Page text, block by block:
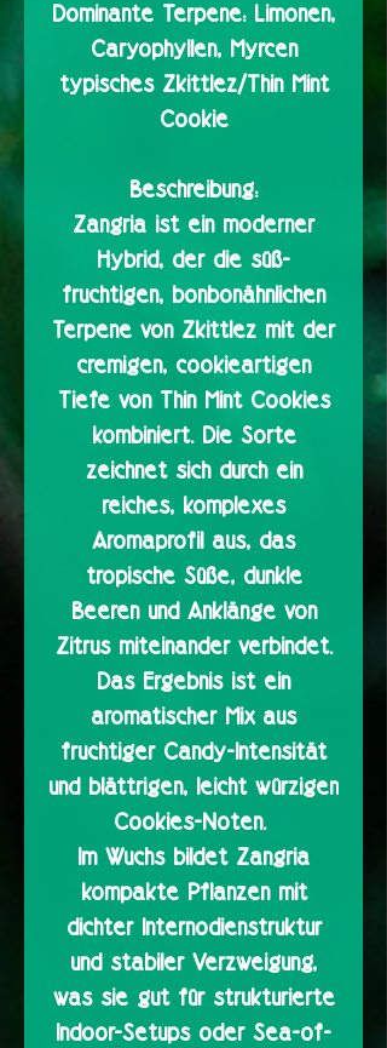
Dominante Terpene:Limonen,
Caryophyllen, Myrcen
typisches Zkittlez/Thin Mint
Cookie
Beschreibung:
Zangria ist ein moderner
Hybrid, der die süß-
fruchtigen, bonbonähnlichen
Terpene von Zkittlez mit der
cremigen, cookieartigen
Tiefe von Thin Mint Cookies
kombiniert. Die Sorte
zeichnet sich durch ein
reiches, komplexes
Aromaprofil aus, das
tropische Süße, dunkle
Beeren und Anklänge von
Zitrus miteinander verbindet.
Das Ergebnis ist ein
aromatischer Mix aus
fruchtiger Candy-Intensität
und blättrigen, leicht würzigen
Cookies-Noten.
Im Wuchs bildet Zangria
kompakte Pflanzen mit
dichter Internodienstruktur
und stabiler Verzweigung,
was sie gut für strukturierte
Indoor-Setups oder Sea-of-